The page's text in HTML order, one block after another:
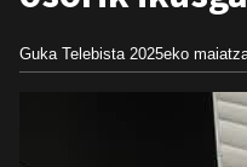
Guka Telebista 2025eko